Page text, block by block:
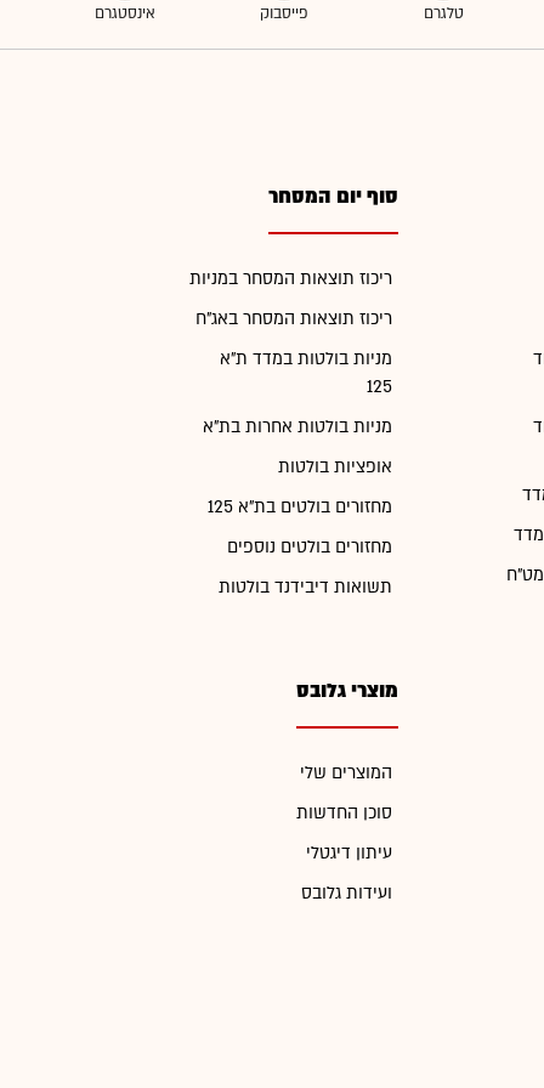
מדד
מט"ח
סוף יום המסחר
ריכוז תוצאות המסחר במניות
ריכוז תוצאות המסחר באג"ח
מניות בולטות במדד ת"א
125
מניות בולטות אחרות בת"א
אופציות בולטות
מחזורים בולטים בת"א 125
מחזורים בולטים נוספים
תשואות דיבידנד בולטות
מוצרי גלובס
המוצרים שלי
סוכן החדשות
עיתון דיגטלי
ועידות גלובס